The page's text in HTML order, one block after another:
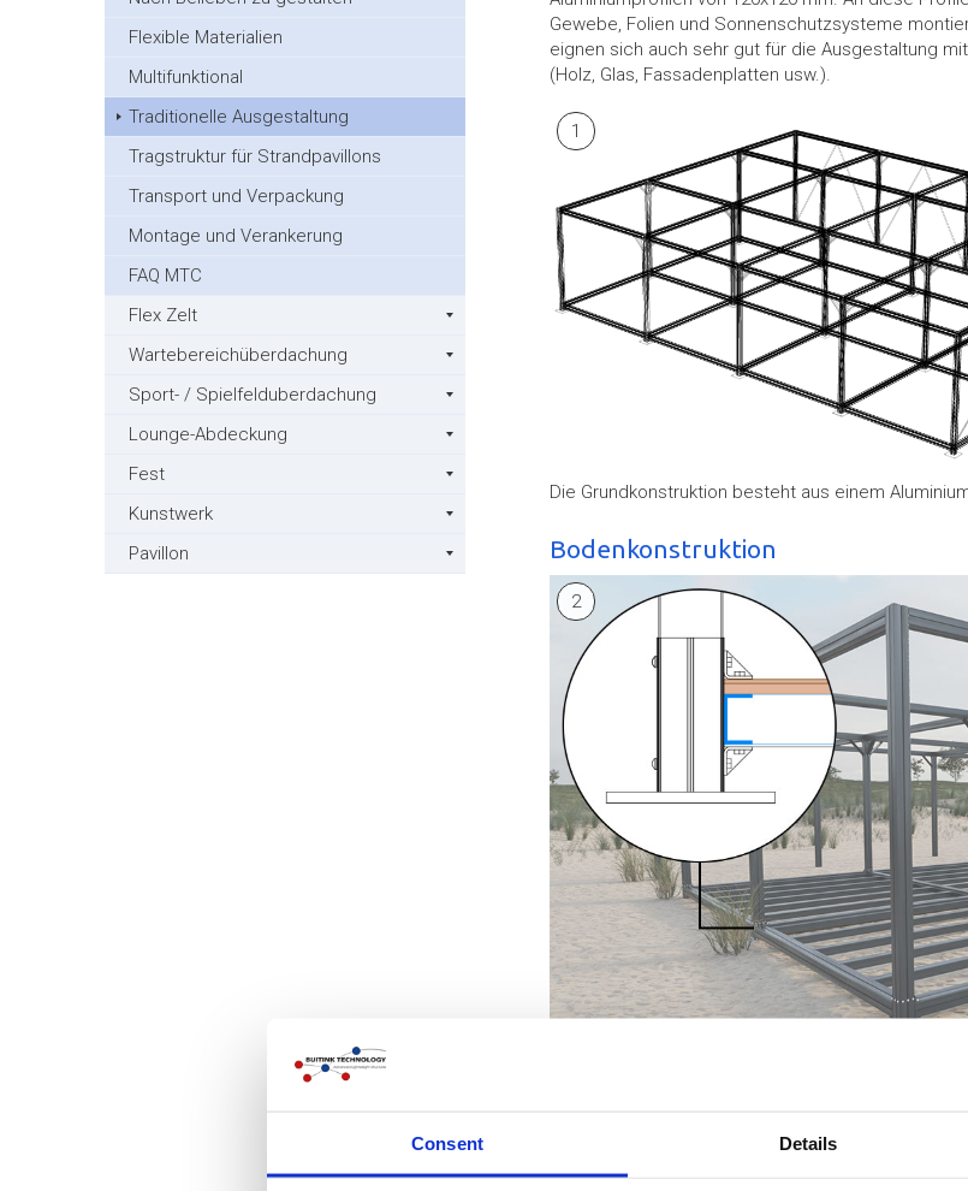
Consent Details
Flexible Materialien
Multifunktional
Traditionelle Ausgestaltung
Tragstruktur für Strandpavillons
Transport und Verpackung
Montage und Verankerung
FAQ MTC
Flex Zelt
Wartebereichüberdachung
Sport- / Spielfelduberdachung
Lounge-Abdeckung
Fest
Kunstwerk
Pavillon
Gewebe, Folien und Sonnenschutzsysteme
eignen sich auch sehr gut für die Ausgestaltung
(Holz, Glas, Fassadenplatten usw.).
1
Die Grundkonstruktion besteht aus einem
Bodenkonstruktion
2
Die Bodenkonstruktion besteht aus versenkten
Leicht mit Rahmen zu versehen